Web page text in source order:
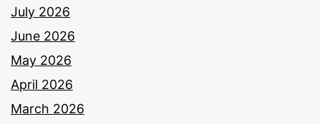
July 2026
June 2026
May 2026
April 2026
March 2026